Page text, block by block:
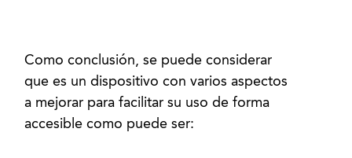
Como conclusión, se puede considerar
que es un dispositivo con varios aspectos
a mejorar para facilitar su uso de forma